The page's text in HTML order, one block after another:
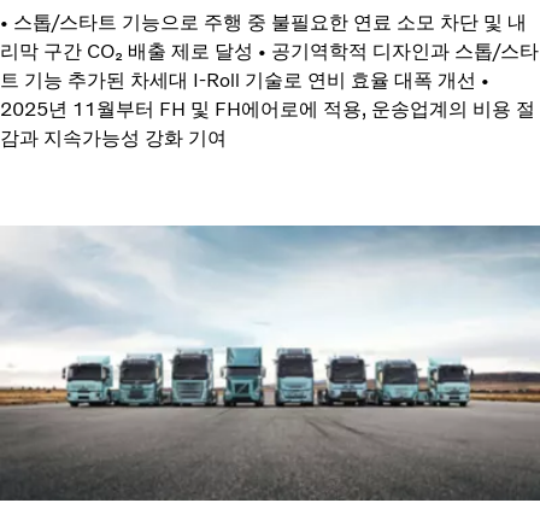
• 스톱/스타트 기능으로 주행 중 불필요한 연료 소모 차단 및 내
리막 구간 CO₂ 배출 제로 달성 • 공기역학적 디자인과 스톱/스타
트 기능 추가된 차세대 I-Roll 기술로 연비 효율 대폭 개선 •
2025년 11월부터 FH 및 FH에어로에 적용, 운송업계의 비용 절
감과 지속가능성 강화 기여